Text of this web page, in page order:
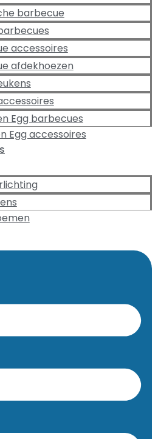
barbecue
accessoires
afdekhoezen
Egg barbecues
Egg accessoires